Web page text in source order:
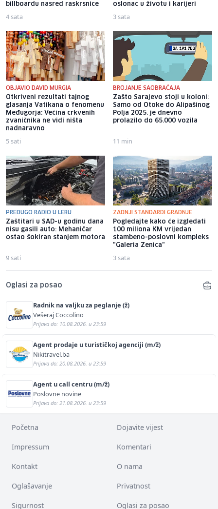
billboardu nasred raskrsnice
4 sata
oslonac u životu i karijeri
3 sata
OBJAVIO DAVID MURGIA
Otkriveni rezultati tajnog
glasanja Vatikana o fenomenu
Međugorja: Većina crkvenih
zvaničnika ne vidi ništa
nadnaravno
5 sati
BROJANJE SAOBRAĆAJA
Zašto Sarajevo stoji u koloni:
Samo od Otoke do Alipašinog
Polja 2025. je dnevno
prolazilo do 65.000 vozila
11 min
PREDUGO RADIO U LERU
Zaštitari u SAD-u godinu dana
nisu gasili auto: Mehaničar
ostao šokiran stanjem motora
9 sati
ZADNJI STANDARDI GRADNJE
Pogledajte kako će izgledati
100 miliona KM vrijedan
stambeno-poslovni kompleks
"Galeria Zenica"
3 sata
Oglasi za posao
Radnik na valjku za peglanje (ž)
Vešeraj Coccolino
Prijava do: 10.08.2026. u 23:59
Agent prodaje u turističkoj agenciji (m/ž)
Nikitravel.ba
Prijava do: 20.08.2026. u 23:59
Agent u call centru (m/ž)
Poslovne novine
Prijava do: 21.08.2026. u 23:59
Početna Dojavite vijest
Impressum Komentari
Kontakt O nama
Oglašavanje Privatnost
Sigurnost Oglasi za posao